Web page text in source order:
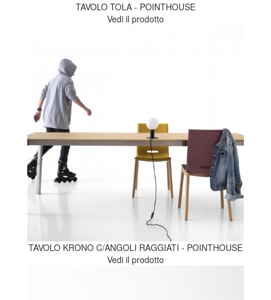
TAVOLO TOLA - POINTHOUSE
Vedi il prodotto
TAVOLO KRONO C/ANGOLI RAGGIATI - POINTHOUSE
Vedi il prodotto